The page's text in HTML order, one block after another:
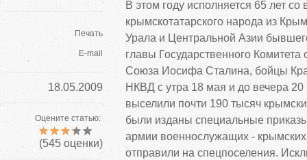
Печать
E-mail
18.05.2009
Оцените статью:
(545 оценки)
В этом году исполняется 65 лет
крымскотатарского народа из
Урала и Центральной Азии
главы Государственного
Союза Иосифа Сталина, бойцы
НКВД с утра 18 мая и до вечера
выселили почти 190 тысяч
были изданы специальные
армии военнослужащих - крымских
отправили на спецпоселения.